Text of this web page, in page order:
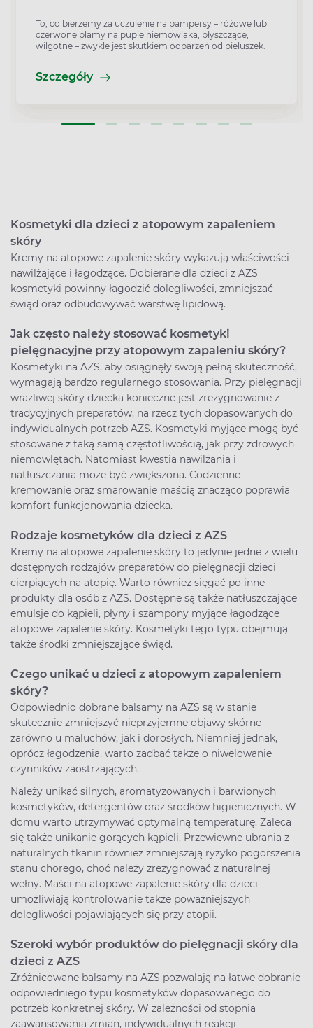
To, co bierzemy za uczulenie na pampersy – różowe lub
czerwone plamy na pupie niemowlaka, błyszczące,
wilgotne – zwykle jest skutkiem odparzeń od pieluszek.
Szczegóły
Kosmetyki dla dzieci z atopowym zapaleniem
skóry
Kremy na atopowe zapalenie skóry wykazują właściwości
nawilżające i łagodzące. Dobierane dla dzieci z AZS
kosmetyki powinny łagodzić dolegliwości, zmniejszać
świąd oraz odbudowywać warstwę lipidową.
Jak często należy stosować kosmetyki
pielęgnacyjne przy atopowym zapaleniu skóry?
Kosmetyki na AZS, aby osiągnęły swoją pełną skuteczność,
wymagają bardzo regularnego stosowania. Przy pielęgnacji
wrażliwej skóry dziecka konieczne jest zrezygnowanie z
tradycyjnych preparatów, na rzecz tych dopasowanych do
indywidualnych potrzeb AZS. Kosmetyki myjące mogą być
stosowane z taką samą częstotliwością, jak przy zdrowych
niemowlętach. Natomiast kwestia nawilżania i
natłuszczania może być zwiększona. Codzienne
kremowanie oraz smarowanie maścią znacząco poprawia
komfort funkcjonowania dziecka.
Rodzaje kosmetyków dla dzieci z AZS
Kremy na atopowe zapalenie skóry to jedynie jedne z wielu
dostępnych rodzajów preparatów do pielęgnacji dzieci
cierpiących na atopię. Warto również sięgać po inne
produkty dla osób z AZS. Dostępne są także natłuszczające
emulsje do kąpieli, płyny i szampony myjące łagodzące
atopowe zapalenie skóry. Kosmetyki tego typu obejmują
także środki zmniejszające świąd.
Czego unikać u dzieci z atopowym zapaleniem
skóry?
Odpowiednio dobrane balsamy na AZS są w stanie
skutecznie zmniejszyć nieprzyjemne objawy skórne
zarówno u maluchów, jak i dorosłych. Niemniej jednak,
oprócz łagodzenia, warto zadbać także o niwelowanie
czynników zaostrzających.
Należy unikać silnych, aromatyzowanych i barwionych
kosmetyków, detergentów oraz środków higienicznych. W
domu warto utrzymywać optymalną temperaturę. Zaleca
się także unikanie gorących kąpieli. Przewiewne ubrania z
naturalnych tkanin również zmniejszają ryzyko pogorszenia
stanu chorego, choć należy zrezygnować z naturalnej
wełny. Maści na atopowe zapalenie skóry dla dzieci
umożliwiają kontrolowanie także poważniejszych
dolegliwości pojawiających się przy atopii.
Szeroki wybór produktów do pielęgnacji skóry dla
dzieci z AZS
Zróżnicowane balsamy na AZS pozwalają na łatwe dobranie
odpowiedniego typu kosmetyków dopasowanego do
potrzeb konkretnej skóry. W zależności od stopnia
zaawansowania zmian, indywidualnych reakcji